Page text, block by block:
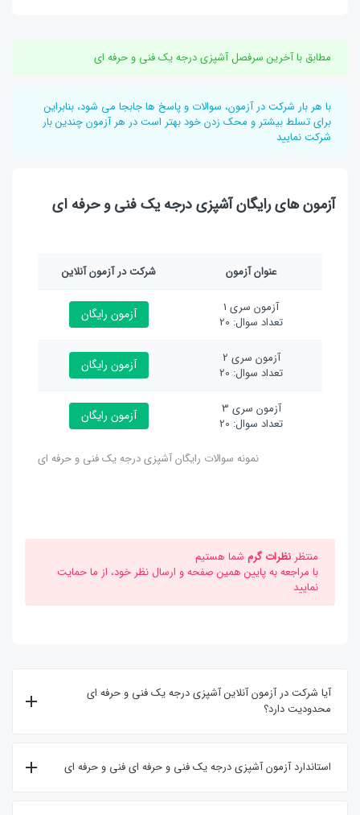
مطابق با آخرین سرفصل آشپزی درجه یک فنی و حرفه ای
با هر بار شرکت در آزمون، سوالات و پاسخ ها جابجا می شود، بنابراین
برای تسلط بیشتر و محک زدن خود بهتر است در هر آزمون چندین بار
شرکت نمایید
آزمون های رایگان آشپزی درجه یک فنی و حرفه ای
عنوان آزمون شرکت در آزمون آنلاین
آزمون سری 1
تعداد سوال: 20
آزمون رایگان
آزمون سری 2
تعداد سوال: 20
آزمون رایگان
آزمون سری 3
تعداد سوال: 20
آزمون رایگان
نمونه سوالات رایگان آشپزی درجه یک فنی و حرفه ای
منتظر نظرات گرم شما هستیم
با مراجعه به پایین همین صفحه و ارسال نظر خود، از ما حمایت
نمایید
آیا شرکت در آزمون آنلاین آشپزی درجه یک فنی و حرفه ای
محدودیت دارد؟
استاندارد آزمون آشپزی درجه یک فنی و حرفه ای فنی و حرفه ای